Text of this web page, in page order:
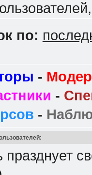
по:
-
-
-
празднует